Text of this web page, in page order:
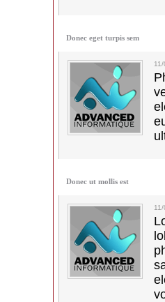
Donec eget turpis sem
Donec ut mollis est